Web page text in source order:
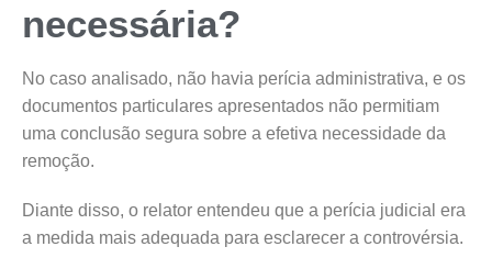
necessária?
No caso analisado, não havia perícia administrativa, e os
documentos particulares apresentados não permitiam
uma conclusão segura sobre a efetiva necessidade da
remoção.
Diante disso, o relator entendeu que a perícia judicial era
a medida mais adequada para esclarecer a controvérsia.